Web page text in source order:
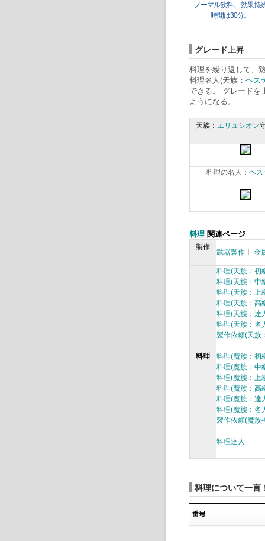
ノーマル飲料。 効果持
時間は30分。
グレード上昇
料理を繰り返して、
料理名人(天族： ヘス
できる。 グレードを
ようになる。
天族： エリュシオン
料理の名人： ヘス
料理 関連ページ
製作
武器製作 金
料理
料理(天族：初
料理(天族：中
料理(天族：上
料理(天族：高
料理(天族：達
料理(天族：名
製作依頼(天族
料理(魔族：初
料理(魔族：中
料理(魔族：上
料理(魔族：高
料理(魔族：達
料理(魔族：名
製作依頼(魔族
料理達人
料理について一言